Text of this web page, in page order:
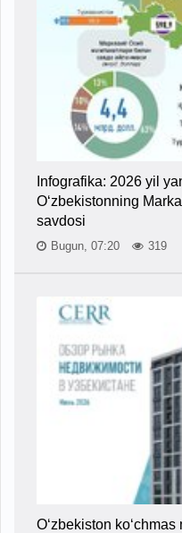
Infografika: 2026 yil
O‘zbekistonning
savdosi
Bugun, 07:20 319
O‘zbekiston